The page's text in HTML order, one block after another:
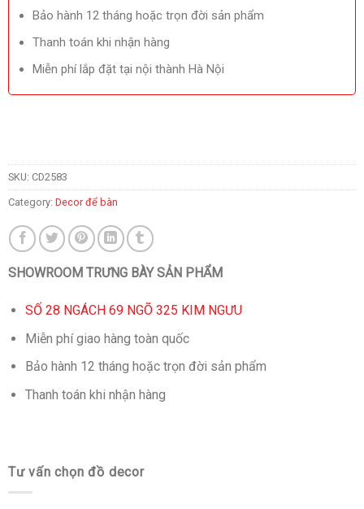
Bảo hành 12 tháng hoặc trọn đời sản phẩm
Thanh toán khi nhận hàng
Miễn phí lắp đặt tại nội thành Hà Nội
SKU: CD2583
Category: Decor để bàn
SHOWROOM TRƯNG BÀY SẢN PHẨM
SỐ 28 NGÁCH 69 NGÕ 325 KIM NGƯU
Miễn phí giao hàng toàn quốc
Bảo hành 12 tháng hoặc trọn đời sản phẩm
Thanh toán khi nhận hàng
Tư vấn chọn đồ decor